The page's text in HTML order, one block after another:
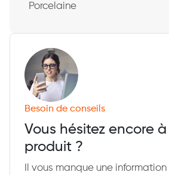
Porcelaine
Besoin de conseils
Vous hésitez encore
produit ?
Il vous manque une